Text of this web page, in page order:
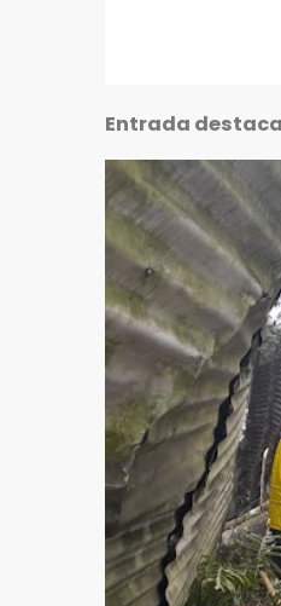
Entrada